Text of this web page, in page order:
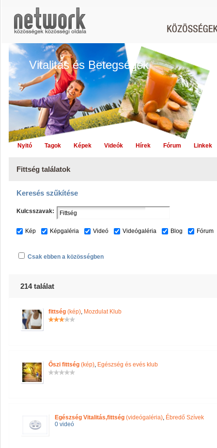
Vitalitás és Betegségek
Nyitó Tagok Képek Videók Hírek Fórum Linkek
Fittség találatok
Keresés szűkítése
Kulcsszavak:
Kép Képgaléria Videó Videógaléria Blog Fórum
Csak ebben a közösségben
214 találat
fittség (kép), Mozdulat Klub
Őszi fittség (kép), Egészség és evés klub
Egészség Vitalitás,fittség (videógaléria), Ébredő Szívek
0 videó